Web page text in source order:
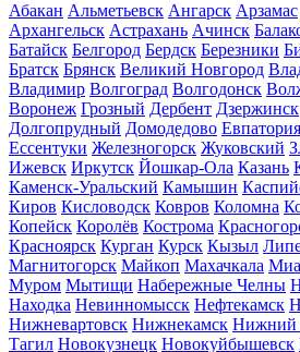
Абакан Альметьевск Ангарск Арзамас
Архангельск Астрахань Ачинск
Батайск Белгород Бердск Березники
Братск Брянск Великий Новгород
Владимир Волгоград Волгодонск
Воронеж Грозный Дербент Дзержинск
Долгопрудный Домодедово Евпатория
Ессентуки Железногорск Жуковский
Ижевск Иркутск Йошкар-Ола Казань
Каменск-Уральский Камышин
Киров Кисловодск Ковров Коломна
Копейск Королёв Кострома
Красноярск Курган Курск Кызыл
Магнитогорск Майкоп Махачкала
Муром Мытищи Набережные Челны
Находка Невинномысск Нефтекамск
Нижневартовск Нижнекамск Нижний
Тагил Новокузнецк Новокуйбышевск